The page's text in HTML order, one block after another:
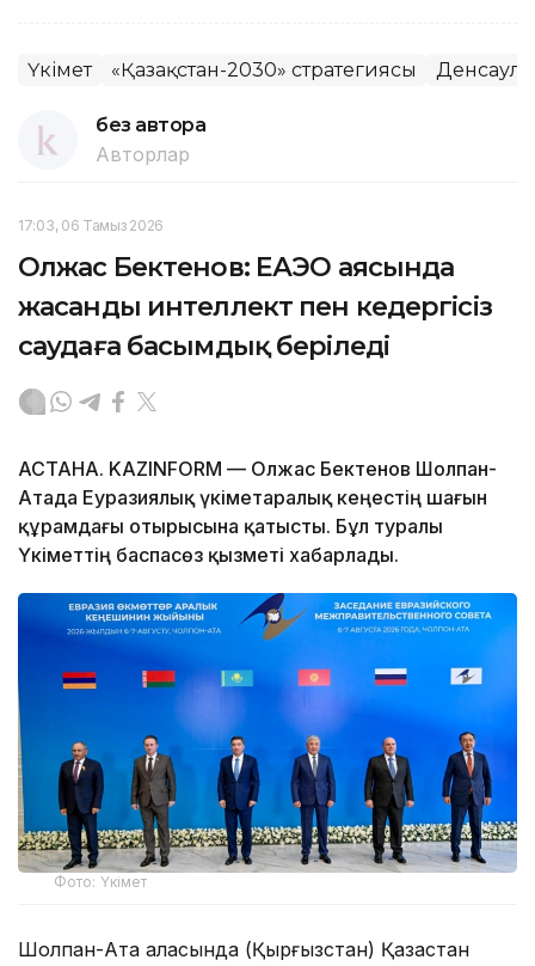
Үкімет «Қазақстан-2030» стратегиясы
без автора
Авторлар
17:03, 06 Тамыз 2026
Олжас Бектенов: ЕАЭО аясында
жасанды интеллект пен кедергісіз
саудаға басымдық беріледі
АСТАНА. KAZINFORM — Олжас Бектенов Шолпан-
Атада Еуразиялық үкіметаралық кеңестің шағын
құрамдағы отырысына қатысты. Бұл туралы
Үкіметтің баспасөз қызметі хабарлады.
Фото: Үкімет
Шолпан-Ата қаласында (Қырғызстан) Қазақстан